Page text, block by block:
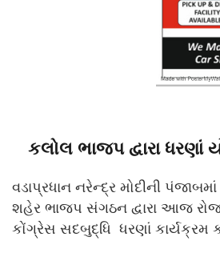
કલોલ ભાજપ દ્વારા ધરણાં
વડાપ્રધાન નરેન્દ્ર મોદીની
શહેર ભાજપ સંગઠન દ્વારા આજ રોજ
કોંગ્રેસ સદબુદ્ધિ ધરણાં કાર્યક્રમ